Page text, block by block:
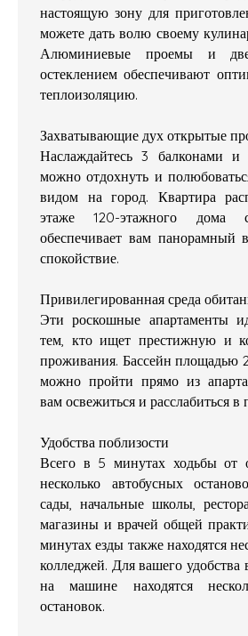
настоящую зону для
можете дать волю своему
Алюминиевые проемы и
остеклением обеспечивают
теплоизоляцию.
Захватывающие дух открытые
Наслаждайтесь 3 балконами и
можно отдохнуть и
видом на город. Квартира
этаже 120-этажного
обеспечивает вам панорамный
спокойствие.
Привилегированная среда
Эти роскошные апартаменты
тем, кто ищет престижную и
проживания. Бассейн площадью
можно пройти прямо из
вам освежиться и расслабиться в
Удобства поблизости
Всего в 5 минутах ходьбы от
несколько автобусных
сады, начальные школы,
магазины и врачей общей
минутах езды также находятся
колледжей. Для вашего
на машине находятся
остановок.